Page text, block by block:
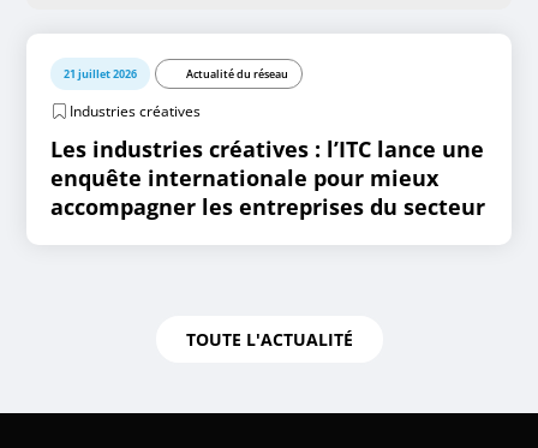
21 juillet 2026 Actualité du réseau
Industries créatives
Les industries créatives : l’ITC lance une
enquête internationale pour mieux
accompagner les entreprises du secteur
TOUTE L'ACTUALITÉ